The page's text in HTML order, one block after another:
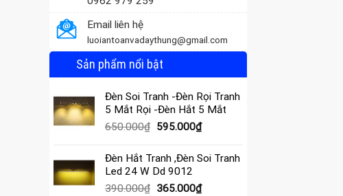
Email liên hệ
luoiantoanvadaythung@gmail.com
Sản phẩm nổi bật
Đèn Soi Tranh -Đèn Rọi Tranh
5 Mắt Rọi -Đèn Hắt 5 Mắt
650.000₫ Giá
là:
650.000₫.
595.000₫Giá
tại
595.000₫.
Đèn Hắt Tranh ,Đèn Soi Tranh
Led 24 W Dd 9012
390.000₫ Giá
365.000₫Giá